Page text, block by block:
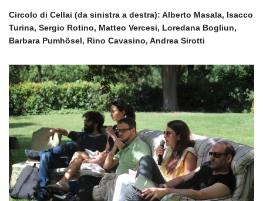
Circolo di Cellai (da sinistra a destra): Alberto Masala, Isacco
Turina, Sergio Rotino, Matteo Vercesi, Loredana Bogliun,
Barbara Pumhösel, Rino Cavasino, Andrea Sirotti